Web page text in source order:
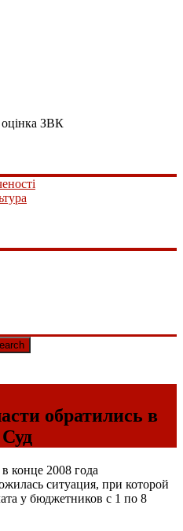
оцінка ЗВК
обратились в
конце 2008 года
ситуация, при которой
у бюджетников с 1 по 8